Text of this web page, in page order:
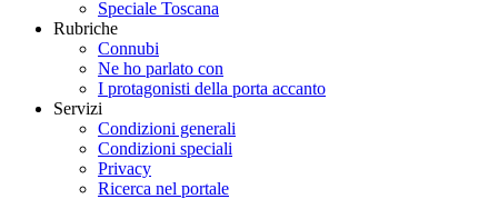
Speciale Toscana
Rubriche
Connubi
Ne ho parlato con
I protagonisti della porta accanto
Servizi
Condizioni generali
Condizioni speciali
Privacy
Ricerca nel portale